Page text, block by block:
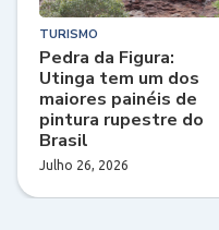
TURISMO
Pedra da Figura:
Utinga tem um dos
maiores painéis de
pintura rupestre do
Brasil
Julho 26, 2026